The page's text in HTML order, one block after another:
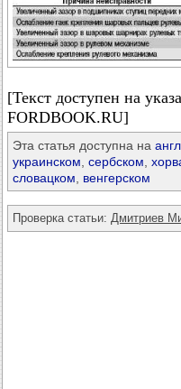
[Текст доступен на
FORDBOOK.RU]
Эта статья доступна на
украинском, сербском,
словацком, венгерском
Проверка статьи: Дмитриев